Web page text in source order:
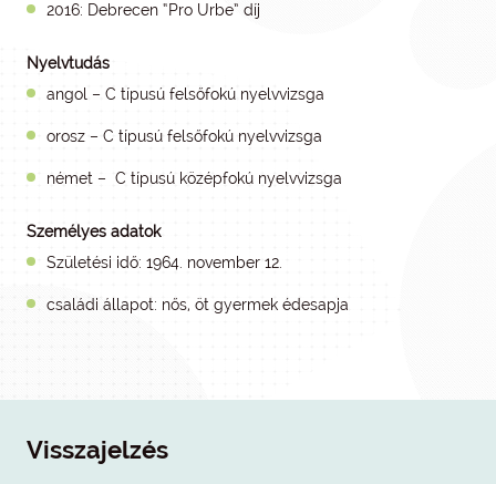
2016: Debrecen “Pro Urbe” díj
Nyelvtudás
angol – C típusú felsőfokú nyelvvizsga
orosz – C típusú felsőfokú nyelvvizsga
német – C típusú középfokú nyelvvizsga
Személyes adatok
Születési idő: 1964. november 12.
családi állapot: nős, öt gyermek édesapja
Visszajelzés